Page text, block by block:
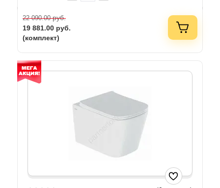
22 090.00руб.
19 881.00 руб.
(комплект)